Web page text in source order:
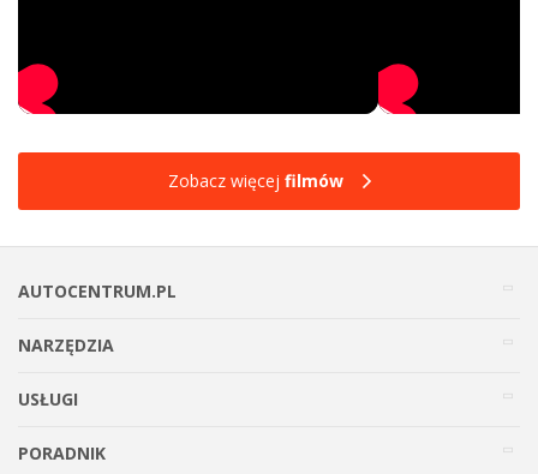
Zobacz więcej filmów
AUTOCENTRUM.PL
NARZĘDZIA
USŁUGI
PORADNIK